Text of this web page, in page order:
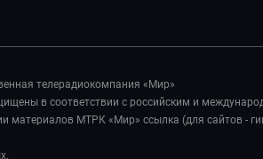
телерадиокомпания «Мир»
в соответствии с российским и
МТРК «Мир» ссылка (для сайтов -